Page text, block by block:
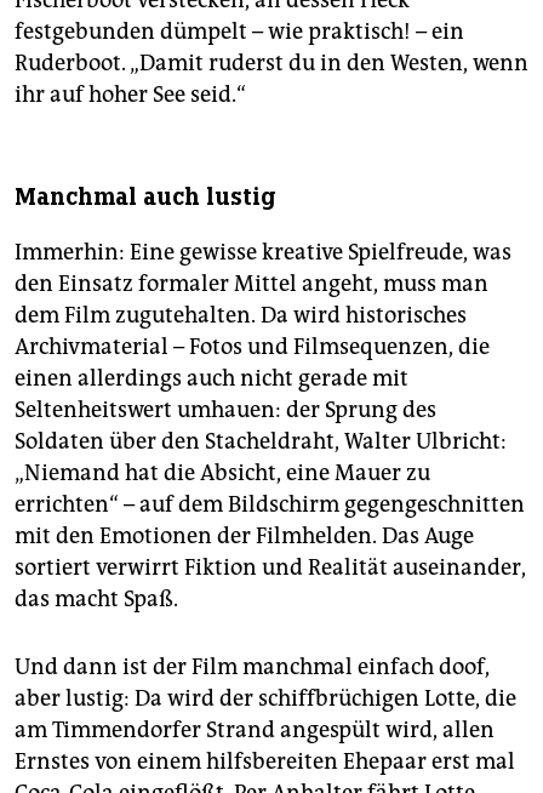
festgebunden dümpelt – wie praktisch! – ein
Ruderboot. „Damit ruderst du in den Westen, wenn
ihr auf hoher See seid.“
Manchmal auch lustig
Immerhin: Eine gewisse kreative Spielfreude, was
den Einsatz formaler Mittel angeht, muss man
dem Film zugutehalten. Da wird historisches
Archivmaterial – Fotos und Filmsequenzen, die
einen allerdings auch nicht gerade mit
Seltenheitswert umhauen: der Sprung des
Soldaten über den Stacheldraht, Walter Ulbricht:
„Niemand hat die Absicht, eine Mauer zu
errichten“ – auf dem Bildschirm gegengeschnitten
mit den Emotionen der Filmhelden. Das Auge
sortiert verwirrt Fiktion und Realität auseinander,
das macht Spaß.
Und dann ist der Film manchmal einfach doof,
aber lustig: Da wird der schiffbrüchigen Lotte, die
am Timmendorfer Strand angespült wird, allen
Ernstes von einem hilfsbereiten Ehepaar erst mal